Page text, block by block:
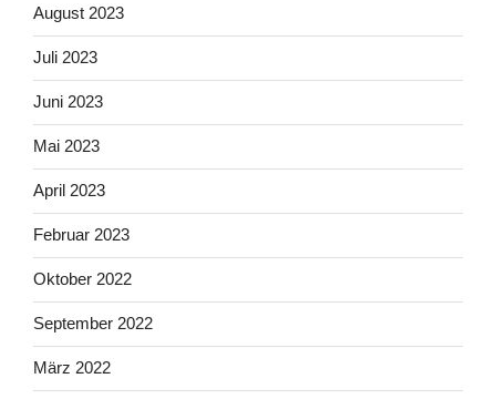
August 2023
Juli 2023
Juni 2023
Mai 2023
April 2023
Februar 2023
Oktober 2022
September 2022
März 2022